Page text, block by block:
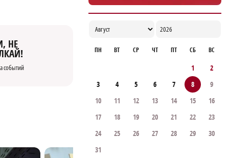
НЕ
событий
ПН ВТ СР ЧТ ПТ СБ ВС
1
2
3
4 5 6 7 8
9
10
11 12 13 14 15
16
17
18 19 20 21 22
23
24
25 26 27 28 29
30
31